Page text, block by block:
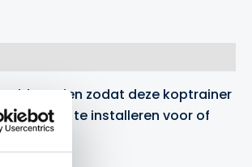
worden zodat deze koptrainer
te installeren voor of